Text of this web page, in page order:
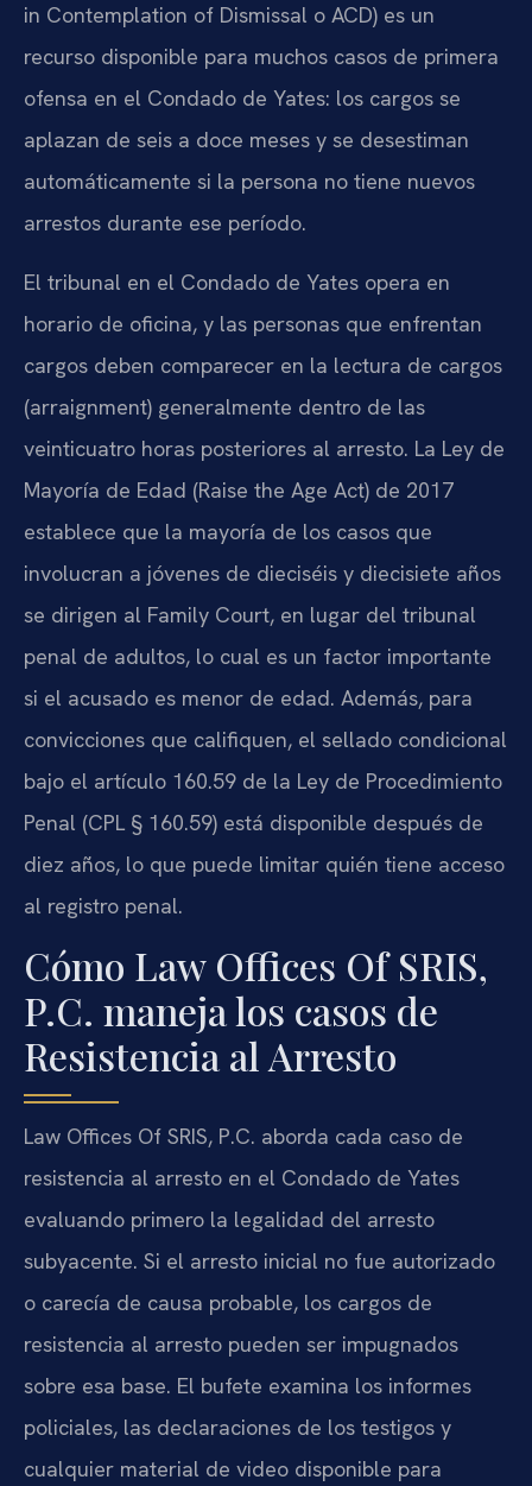
in Contemplation of Dismissal o ACD) es un
recurso disponible para muchos casos de primera
ofensa en el Condado de Yates: los cargos se
aplazan de seis a doce meses y se desestiman
automáticamente si la persona no tiene nuevos
arrestos durante ese período.
El tribunal en el Condado de Yates opera en
horario de oficina, y las personas que enfrentan
cargos deben comparecer en la lectura de cargos
(arraignment) generalmente dentro de las
veinticuatro horas posteriores al arresto. La Ley de
Mayoría de Edad (Raise the Age Act) de 2017
establece que la mayoría de los casos que
involucran a jóvenes de dieciséis y diecisiete años
se dirigen al Family Court, en lugar del tribunal
penal de adultos, lo cual es un factor importante
si el acusado es menor de edad. Además, para
convicciones que califiquen, el sellado condicional
bajo el artículo 160.59 de la Ley de Procedimiento
Penal (CPL § 160.59) está disponible después de
diez años, lo que puede limitar quién tiene acceso
al registro penal.
Cómo Law Offices Of SRIS,
P.C. maneja los casos de
Resistencia al Arresto
Law Offices Of SRIS, P.C. aborda cada caso de
resistencia al arresto en el Condado de Yates
evaluando primero la legalidad del arresto
subyacente. Si el arresto inicial no fue autorizado
o carecía de causa probable, los cargos de
resistencia al arresto pueden ser impugnados
sobre esa base. El bufete examina los informes
policiales, las declaraciones de los testigos y
cualquier material de video disponible para